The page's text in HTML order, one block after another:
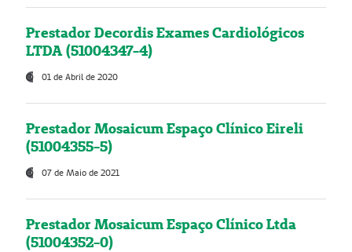
Prestador Decordis Exames Cardiológicos
LTDA (51004347-4)
01 de Abril de 2020
Prestador Mosaicum Espaço Clínico Eireli
(51004355-5)
07 de Maio de 2021
Prestador Mosaicum Espaço Clínico Ltda
(51004352-0)